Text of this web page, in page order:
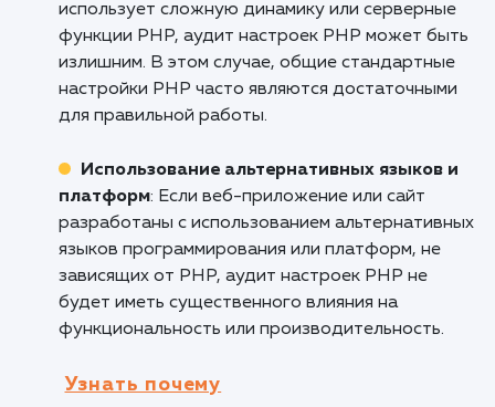
позволяет провести проверку и
конфигурации PHP-сервера на уровне
Это помогает обеспечить стабильную и
безопасную работу веб-сайтов и
Безопасность веб-приложений: Аудит
настроек PHP способен выявить
настройки, которые могут повлиять на
безопасность веб-приложений. Это
разработчикам и администраторам принять
защиты данных и предотвращения